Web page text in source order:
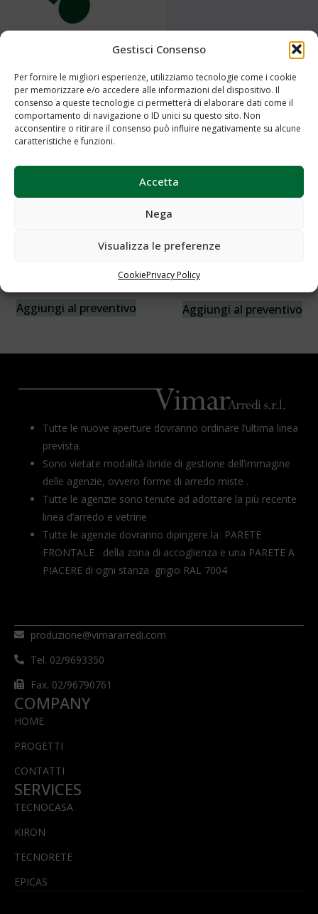
Gestisci Consenso
Per fornire le migliori esperienze, utilizziamo tecnologie come i cookie
per memorizzare e/o accedere alle informazioni del dispositivo. Il
consenso a queste tecnologie ci permetterà di elaborare dati come il
comportamento di navigazione o ID unici su questo sito. Non
acconsentire o ritirare il consenso può influire negativamente su alcune
caratteristiche e funzioni.
Accetta
Nega
Visualizza le preferenze
CookiePrivacy Policy
Logo 3D Cod.0043
Aggiungi al preventivo
Mensola Cod.0045
Aggiungi al preventivo
Portatower Cod.0055
Aggiungi al preventivo
Portaposter Cod.0061-Cod.0062
Aggiungi al preventivo
Tutte le nuove aperture dovranno ordinare l’ultima linea
prevista.
Sono vietate modalità ibride di gestione dell’immagine
delle agenzie, ovvero forme di arredo miste .
Tutte le agenzie sono tenute ad adottare la più recente
linea d’arredo e vetrine
Tutte le agenzie dovranno dipingere la PARETE
FRONTALE della zona di accoglienza e una PARETE A
PIACERE di ogni stanza grigio RAL 7004
produzione@vimararredi.com
Tel. 02/9693350
Fax. 02/96790761
COMPANY
HOME
PROGETTI
CONTATTI
SERVICES
TECNOCASA
KIRON
TECNORETE
EPICAS